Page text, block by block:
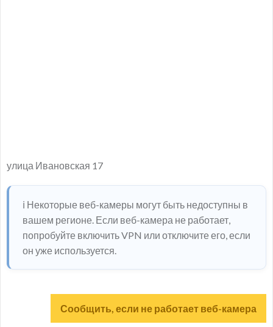
улица Ивановская 17
ℹ️ Некоторые веб-камеры могут быть недоступны в
вашем регионе. Если веб-камера не работает,
попробуйте включить VPN или отключите его, если
он уже используется.
Сообщить, если не работает веб-камера